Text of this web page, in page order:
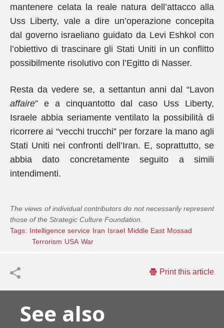
mantenere celata la reale natura dell’attacco alla
Uss Liberty, vale a dire un’operazione concepita
dal governo israeliano guidato da Levi Eshkol con
l’obiettivo di trascinare gli Stati Uniti in un conflitto
possibilmente risolutivo con l’Egitto di Nasser.
Resta da vedere se, a settantun anni dal “Lavon
affaire” e a cinquantotto dal caso Uss Liberty,
Israele abbia seriamente ventilato la possibilità di
ricorrere ai “vecchi trucchi” per forzare la mano agli
Stati Uniti nei confronti dell’Iran. E, soprattutto, se
abbia dato concretamente seguito a simili
intendimenti.
The views of individual contributors do not necessarily represent
those of the Strategic Culture Foundation.
Tags: Intelligence service Iran Israel Middle East Mossad
Terrorism USA War
Print this article
See also